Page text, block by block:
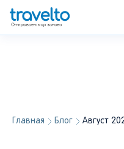
Главная Блог Август